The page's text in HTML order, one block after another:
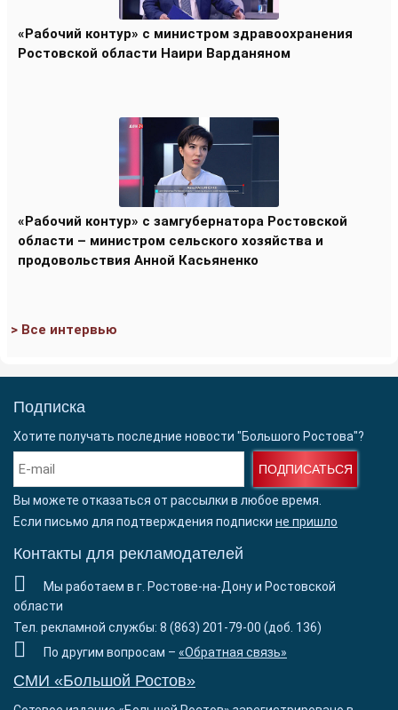
«Рабочий контур» с министром здравоохранения
Ростовской области Наири Варданяном
«Рабочий контур» с замгубернатора Ростовской
области – министром сельского хозяйства и
продовольствия Анной Касьяненко
> Все интервью
Подписка
Хотите получать последние новости "Большого Ростова"?
ПОДПИСАТЬСЯ
Вы можете отказаться от рассылки в любое время.
Если письмо для подтверждения подписки не пришло
Контакты для рекламодателей
Мы работаем в г. Ростове-на-Дону и Ростовской
области
Тел. рекламной службы: 8 (863) 201-79-00 (доб. 136)
По другим вопросам – «Обратная связь»
СМИ «Большой Ростов»